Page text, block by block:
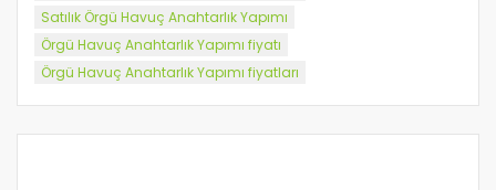
Satılık Örgü Havuç Anahtarlık Yapımı
Örgü Havuç Anahtarlık Yapımı fiyatı
Örgü Havuç Anahtarlık Yapımı fiyatları